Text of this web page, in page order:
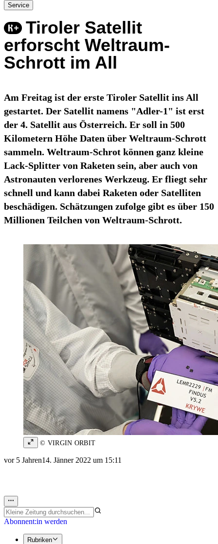
Service
Tiroler Satellit
erforscht Weltraum-
Schrott im All
Am Freitag ist der erste Tiroler Satellit ins All
gestartet. Der Satellit namens "Adler-1" ist erst
der 4. Satellit aus Österreich. Er soll in 500
Kilometern Höhe Daten über Weltraum-Schrott
sammeln. Weltraum-Schrot können ganz kleine
Lack-Splitter von Raketen sein, aber auch von
Astronauten verlorenes Werkzeug. Er fliegt sehr
schnell und kann dabei Raketen oder Satelliten
beschädigen. Schätzungen zufolge gibt es über 150
Millionen Teilchen von Weltraum-Schrott.
© VIRGIN ORBIT
vor 5 Jahren14. Jänner 2022 um 15:11
Abonnent:in werden
Rubriken